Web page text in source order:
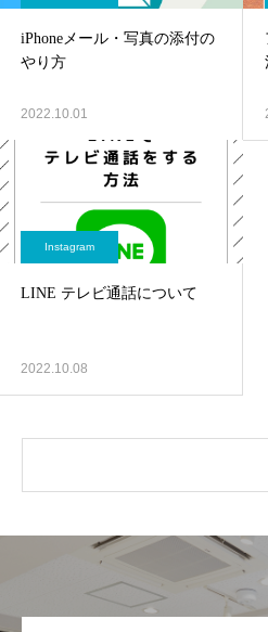
iPhoneメール・写真の添付の
やり方
2022.10.01
Instagram
LINE テレビ通話について
2022.10.08